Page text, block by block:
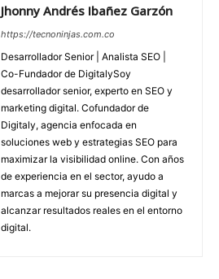
Jhonny Andrés Ibañez Garzón
https://tecnoninjas.com.co
Desarrollador Senior | Analista SEO |
Co-Fundador de DigitalySoy
desarrollador senior, experto en SEO y
marketing digital. Cofundador de
Digitaly, agencia enfocada en
soluciones web y estrategias SEO para
maximizar la visibilidad online. Con años
de experiencia en el sector, ayudo a
marcas a mejorar su presencia digital y
alcanzar resultados reales en el entorno
digital.